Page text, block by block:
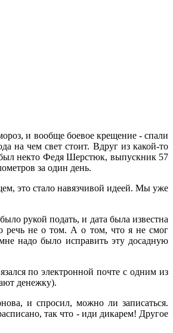
и вообще боевое крещение - спали
на чем свет стоит. Вдруг из какой-то
некто Федя Шерстюк, выпускник 57
за один день.
это стало навязчивой идеей. Мы уже
рукой подать, и дата была известна
речь не о том. А о том, что я не смог
надо было исправить эту досадную
по электронной почте с одним из
денежку).
и спросил, можно ли записаться.
так что - иди дикарем! Другое